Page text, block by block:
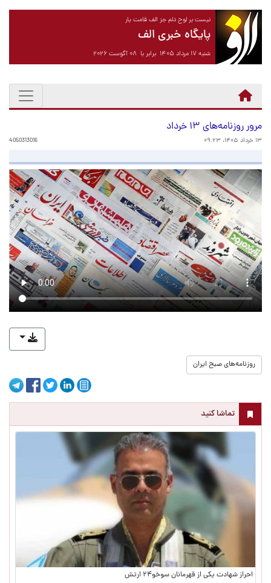
نیست بر لوح دلم جز الف قامت یار
پایگاه خبری الف
شنبه ۱۷ مرداد ۱۴۰۵ برابر با ۰۸ آگوست ۲۰۲۶
مرور روزنامه‌های ۱۳ خرداد
۱۳ خرداد ۱۴۰۵، ۰۹:۲۳ 4050313016
روزنامه‌های صبح ایران
تماشا کنید
احراز شهادت یکی از قهرمانان سوخو۲۴ ارتش